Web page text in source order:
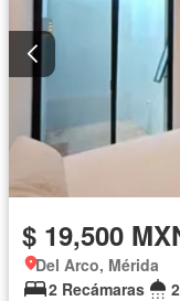
$ 19,500
Del Arco, Mérida
2 Recámaras